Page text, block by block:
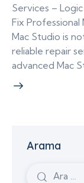
Services –
Fix Professional
Mac Studio is
reliable repair
advanced Mac
Arama